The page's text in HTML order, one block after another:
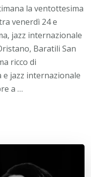
la ventottesima
venerdì 24 e
jazz internazionale
Baratili San
ricco di
jazz internazionale
a …